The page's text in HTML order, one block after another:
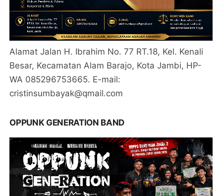
Alamat Jalan H. Ibrahim No. 77 RT.18, Kel. Kenali
Besar, Kecamatan Alam Barajo, Kota Jambi, HP-
WA 085296753665. E-mail:
cristinsumbayak@qmail.com
OPPUNK GENERATION BAND